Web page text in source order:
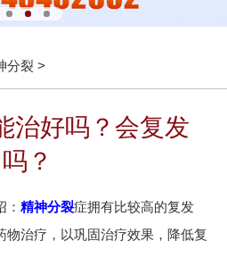
分裂>
治好吗？会复发
吗？
： 精神分裂症拥有比较高的复发
物治疗，以巩固治疗效果，降低复